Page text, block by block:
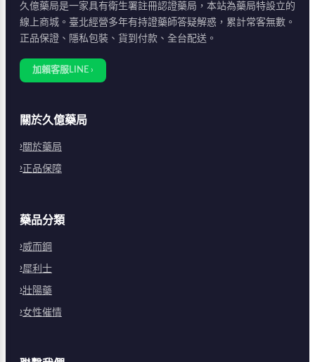
久億藥局是一家具有衛生署註冊認證藥局，本站為藥局特設立的
線上商城。臺北經營多年有持證藥師答疑解惑，累計常客無數。
正品保證、隱私包裝、貨到付款、全台配送。
加賴客服LINE ›
關於久億藥局
關於藥局
正品保障
藥品分類
威而鋼
犀利士
壯陽藥
女性催情